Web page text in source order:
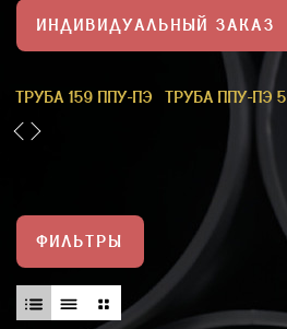
ИНДИВИДУАЛЬНЫЙ ЗАКАЗ
ТРУБА 159 ППУ-ПЭ ТРУБА ППУ-ПЭ
ФИЛЬТРЫ